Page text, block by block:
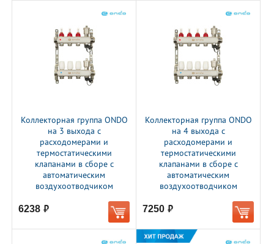
Коллекторная группа ONDO
на 3 выхода с
расходомерами и
термостатическими
клапанами в сборе с
автоматическим
воздухоотводчиком
6238 руб.
Коллекторная группа ONDO
на 4 выхода с
расходомерами и
термостатическими
клапанами в сборе с
автоматическим
воздухоотводчиком
7250 руб.